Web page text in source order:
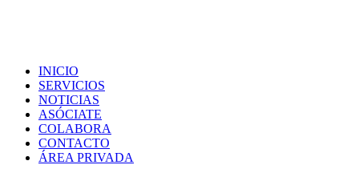
INICIO
SERVICIOS
NOTICIAS
ASÓCIATE
COLABORA
CONTACTO
ÁREA PRIVADA